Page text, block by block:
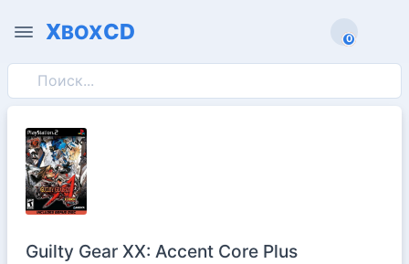
XBOXCD 0
0
Guilty Gear XX: Accent Core Plus